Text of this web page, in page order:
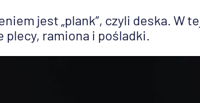
jest „plank”, czyli deska. W
ramiona i pośladki.